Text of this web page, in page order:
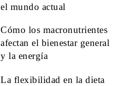
el mundo actual
Cómo los macronutrientes
afectan el bienestar general
y la energía
La flexibilidad en la dieta